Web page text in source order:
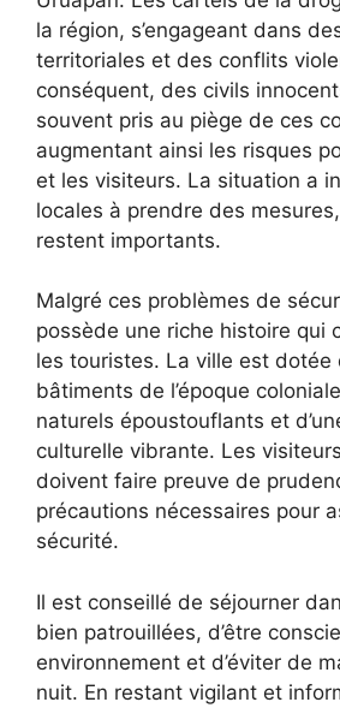
la région, s’engageant dans
territoriales et des conflits
conséquent, des civils
souvent pris au piège de ces
augmentant ainsi les risques
et les visiteurs. La situation a
locales à prendre des
restent importants.
Malgré ces problèmes de
possède une riche histoire qui
les touristes. La ville est dotée
bâtiments de l’époque
naturels époustouflants et
culturelle vibrante. Les
doivent faire preuve de
précautions nécessaires pour
sécurité.
Il est conseillé de séjourner
bien patrouillées, d’être
environnement et d’éviter de
nuit. En restant vigilant et